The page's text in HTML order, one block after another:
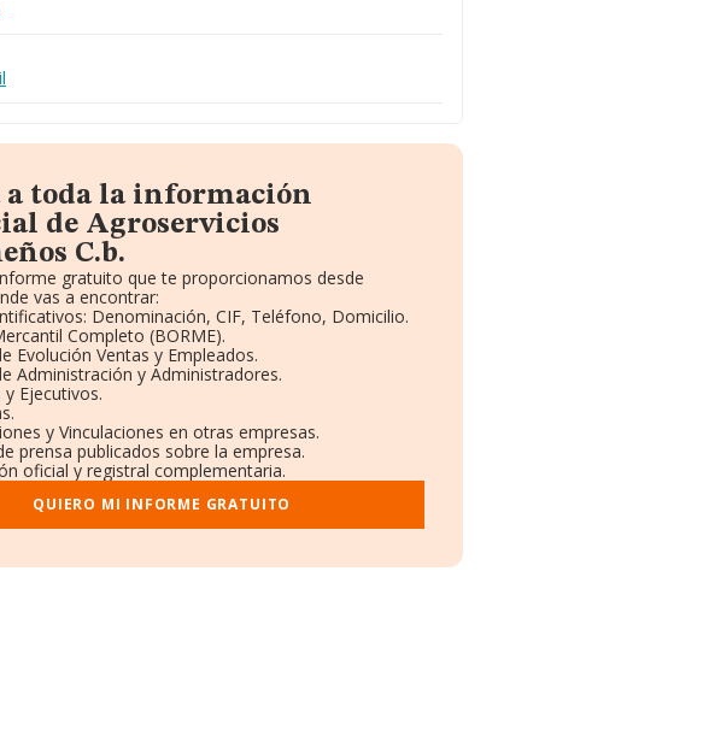
a toda la información
de Agroservicios
C.b.
gratuito que te proporcionamos desde
vas a encontrar:
Denominación, CIF, Teléfono, Domicilio.
Completo (BORME).
Evolución Ventas y Empleados.
Administración y Administradores.
Ejecutivos.
y Vinculaciones en otras empresas.
prensa publicados sobre la empresa.
oficial y registral complementaria.
QUIERO MI INFORME GRATUITO